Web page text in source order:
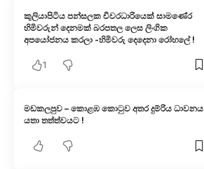
කුලියාපිටිය පන්සලක චීවරධාරියෙක් සාමණේර
හිමිවරුන් දෙනමක් බරපතල ලෙස ලිංගික
අපයෝජනය කරලා -හිමිවරු දෙදෙනා රෝහලේ !
1
මඩකලපුව – කොළඹ කොටුව අතර දුම්රිය ධාවනය
යතා තත්ත්වයට !